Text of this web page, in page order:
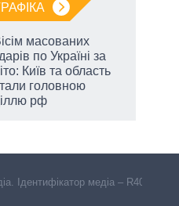
масованих
по Україні за
Київ та область
головною
рф
Ідентифікатор медіа – R40-